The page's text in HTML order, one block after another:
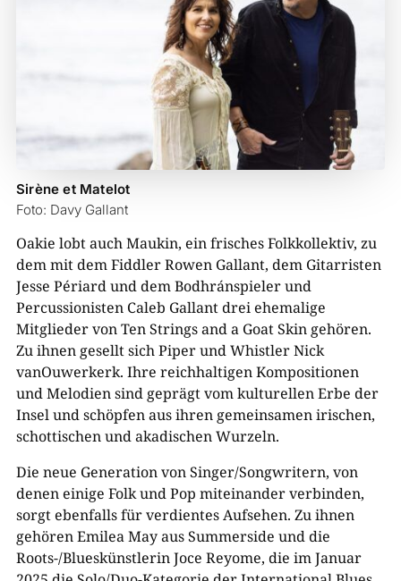
Sirène et Matelot
Foto: Davy Gallant
Oakie lobt auch Maukin, ein frisches Folkkollektiv, zu
dem mit dem Fiddler Rowen Gallant, dem Gitarristen
Jesse Périard und dem Bodhránspieler und
Percussionisten Caleb Gallant drei ehemalige
Mitglieder von Ten Strings and a Goat Skin gehören.
Zu ihnen gesellt sich Piper und Whistler Nick
vanOuwerkerk. Ihre reichhaltigen Kompositionen
und Melodien sind geprägt vom kulturellen Erbe der
Insel und schöpfen aus ihren gemeinsamen irischen,
schottischen und akadischen Wurzeln.
Die neue Generation von Singer/Songwritern, von
denen einige Folk und Pop miteinander verbinden,
sorgt ebenfalls für verdientes Aufsehen. Zu ihnen
gehören Emilea May aus Summerside und die
Roots-/Blueskünstlerin Joce Reyome, die im Januar